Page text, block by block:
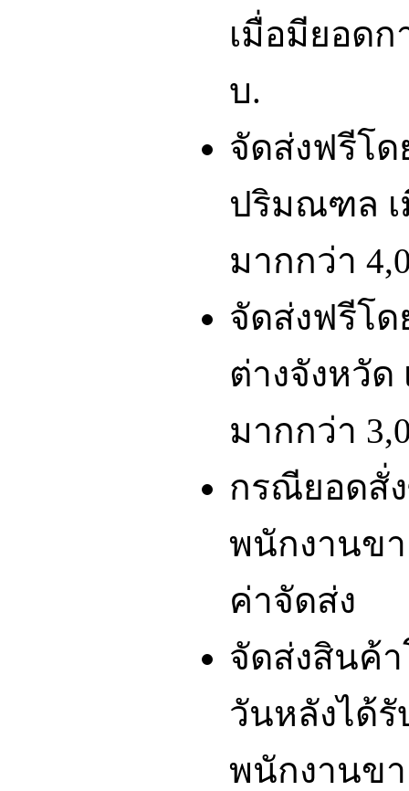
เมื่อมียอดก
บ.
จัดส่งฟรีโ
ปริมณฑล เ
มากกว่า
จัดส่งฟรีโ
ต่างจังหวัด
มากกว่า
กรณียอดสั่
พนักงานข
ค่าจัดส่ง
จัดส่งสินค้
วันหลังได้
พนักงานข